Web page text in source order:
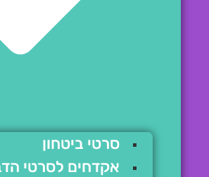
סרטי ביטחון
אקדחים לסרטי